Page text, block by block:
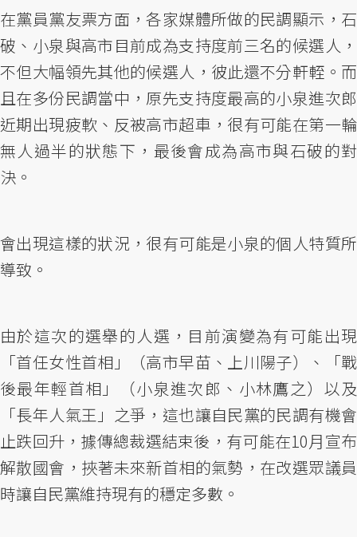
在黨員黨友票方面，各家媒體所做的民調顯示，石
破、小泉與高市目前成為支持度前三名的候選人，
不但大幅領先其他的候選人，彼此還不分軒輊。而
且在多份民調當中，原先支持度最高的小泉進次郎
近期出現疲軟、反被高市超車，很有可能在第一輪
無人過半的狀態下，最後會成為高市與石破的對
決。
會出現這樣的狀況，很有可能是小泉的個人特質所
導致。
由於這次的選舉的人選，目前演變為有可能出現
「首任女性首相」（高市早苗、上川陽子）、「戰
後最年輕首相」（小泉進次郎、小林鷹之）以及
「長年人氣王」之爭，這也讓自民黨的民調有機會
止跌回升，據傳總裁選結束後，有可能在10月宣布
解散國會，挾著未來新首相的氣勢，在改選眾議員
時讓自民黨維持現有的穩定多數。